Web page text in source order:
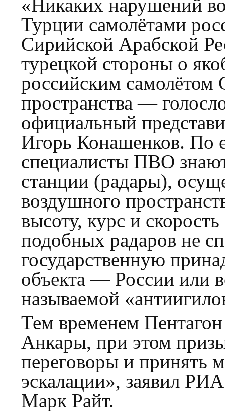
«Никаких нарушений
Турции самолётами
Сирийской Арабской
турецкой стороны о
российским самолётом
пространства —
официальный
Игорь Конашенков. По
специалисты ПВО
станции (радары),
воздушного
высоту, курс и
подобных радаров не
государственную
объекта — России или
называемой
Тем временем Пентагон
Анкары, при этом
переговоры и принять
эскалации», заявил
Марк Райт.